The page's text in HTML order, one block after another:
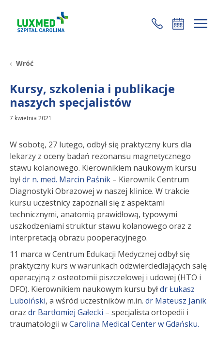
+48 22 35 58 200
Wróć
Kursy, szkolenia i publikacje
naszych specjalistów
7 kwietnia 2021
W sobotę, 27 lutego, odbył się praktyczny kurs dla
lekarzy z oceny badań rezonansu magnetycznego
stawu kolanowego. Kierownikiem naukowym kursu
byłdr n. med. Marcin Paśnik – Kierownik Centrum
Diagnostyki Obrazowej w naszej klinice. W trakcie
kursu uczestnicy zapoznali się z aspektami
technicznymi, anatomią prawidłową, typowymi
uszkodzeniami struktur stawu kolanowego oraz z
interpretacją obrazu pooperacyjnego.
11 marca w Centrum Edukacji Medycznej odbył się
praktyczny kurs w warunkach odzwierciedlających salę
operacyjną z osteotomii piszczelowej i udowej (HTO i
DFO). Kierownikiem naukowym kursu byłdr Łukasz
Luboiński, a wśród uczestników m.in. dr Mateusz Janik
oraz dr Bartłomiej Gałecki – specjalista ortopedii i
traumatologii wCarolina Medical Center w Gdańsku.